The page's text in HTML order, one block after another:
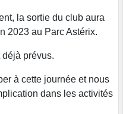
la sortie du club aura
2023 au Parc Astérix.
déjà prévus.
à cette journée et nous
dans les activités